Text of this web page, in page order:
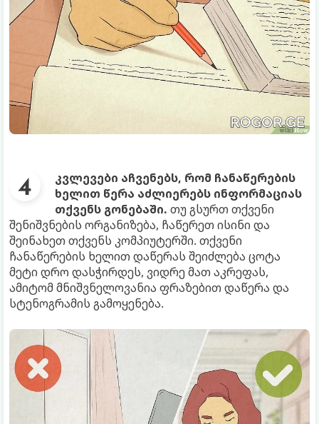
კვლევები აჩვენებს, რომ ჩანაწერების
ხელით წერა აძლიერებს ინფორმაციას
თქვენს გონებაში. თუ გსურთ თქვენი
შენიშვნების ორგანიზება, ჩაწერეთ ისინი და
შეინახეთ თქვენს კომპიუტერში. თქვენი
ჩანაწერების ხელით დაწერას შეიძლება ცოტა
მეტი დრო დასჭირდეს, ვიდრე მათ აკრეფას,
ამიტომ მნიშვნელოვანია ფრაზებით დაწერა და
სტენოგრამის გამოყენება.